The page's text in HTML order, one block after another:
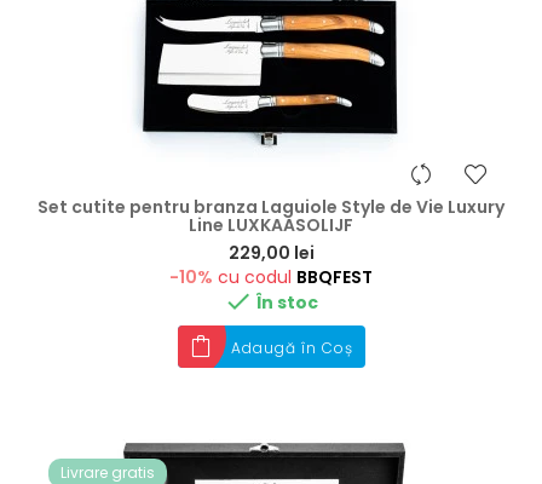
Set cutite pentru branza Laguiole Style de Vie Luxury
Line LUXKAASOLIJF
229,00 lei
-10% cu codul BBQFEST
 În stoc
Adaugă în Coș
Livrare gratis